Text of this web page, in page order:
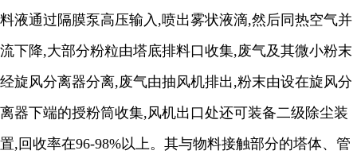
料液通过隔膜泵高压输入 ,喷出雾状液滴,然后同热空气并
流下降,大部分粉粒由塔底排料口收集,废气及其微小粉末
经旋风分离器分离,废气由抽风机排出,粉末由设在旋风分
离器下端的授粉筒收集,风机出口处还可装备二级除尘装
置, 回收率在96-98%以上。其与物料接触部分的塔体、管